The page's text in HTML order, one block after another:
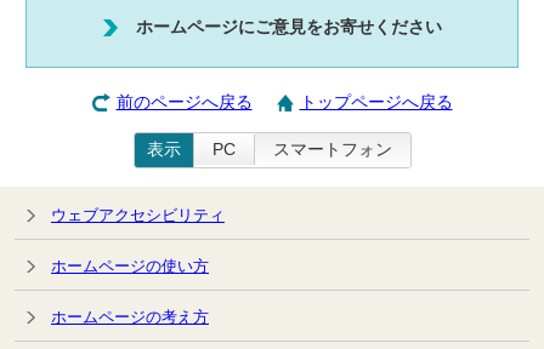
ホームページにご意見をお寄せください
前のページへ戻る トップページへ戻る
表示 PC スマートフォン
ウェブアクセシビリティ
ホームページの使い方
ホームページの考え方